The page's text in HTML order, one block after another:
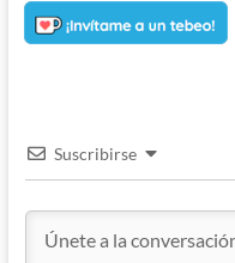
Suscribirse